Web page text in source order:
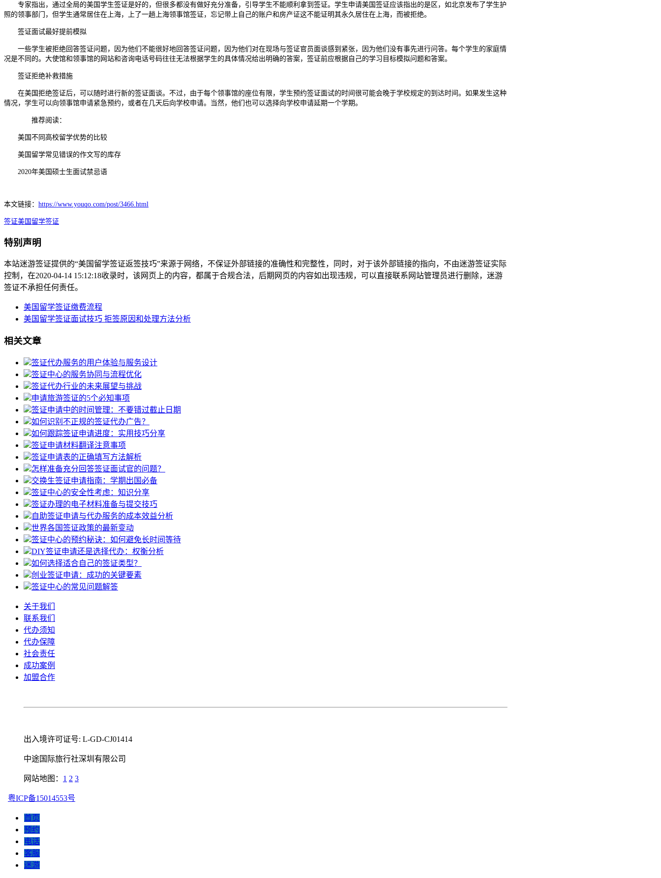
专家指出，通过全局的美国学生签证是好的，但很多都没有做好充分准备，引导学生不能顺利拿到签证。学生申请美国签证应该指出的是区，如北京发布了学生护
照的领事部门，但学生通常居住在上海，上了一趟上海领事馆签证，忘记带上自己的账户和房产证这不能证明其永久居住在上海，而被拒绝。
签证面试最好提前模拟
一些学生被拒绝回答签证问题，因为他们不能很好地回答签证问题，因为他们对在现场与签证官员面谈感到紧张，因为他们没有事先进行问答。每个学生的家庭情
况是不同的。大使馆和领事馆的网站和咨询电话号码往往无法根据学生的具体情况给出明确的答案，签证前应根据自己的学习目标模拟问题和答案。
签证拒绝补救措施
在美国拒绝签证后，可以随时进行新的签证面谈。不过，由于每个领事馆的座位有限，学生预约签证面试的时间很可能会晚于学校规定的到达时间。如果发生这种
情况，学生可以向领事馆申请紧急预约，或者在几天后向学校申请。当然，他们也可以选择向学校申请延期一个学期。
推荐阅读：
美国不同高校留学优势的比较
美国留学常见错误的作文写的库存
2020年美国硕士生面试禁忌语
本文链接： https://www.youqo.com/post/3466.html
签证美国留学签证
特别声明
本站迷游签证提供的“美国留学签证返签技巧”来源于网络，不保证外部链接的准确性和完整性，同时，对于该外部链接的指向，不由迷游签证实际
控制，在2020-04-14 15:12:18收录时，该网页上的内容，都属于合规合法，后期网页的内容如出现违规，可以直接联系网站管理员进行删除，迷游
签证不承担任何责任。
美国留学签证缴费流程
美国留学签证面试技巧 拒签原因和处理方法分析
相关文章
签证代办服务的用户体验与服务设计
签证中心的服务协同与流程优化
签证代办行业的未来展望与挑战
申请旅游签证的5个必知事项
签证申请中的时间管理：不要错过截止日期
如何识别不正规的签证代办广告？
如何跟踪签证申请进度：实用技巧分享
签证申请材料翻译注意事项
签证申请表的正确填写方法解析
怎样准备充分回答签证面试官的问题？
交换生签证申请指南：学期出国必备
签证中心的安全性考虑：知识分享
签证办理的电子材料准备与提交技巧
自助签证申请与代办服务的成本效益分析
世界各国签证政策的最新变动
签证中心的预约秘诀：如何避免长时间等待
DIY签证申请还是选择代办：权衡分析
如何选择适合自己的签证类型？
创业签证申请：成功的关键要素
签证中心的常见问题解答
关于我们
联系我们
代办须知
代办保障
社会责任
成功案例
加盟合作
出入境许可证号: L-GD-CJ01414
中途国际旅行社深圳有限公司
网站地图： 1 2 3
粤ICP备15014553号
首页
预约
电话
客服
迷游